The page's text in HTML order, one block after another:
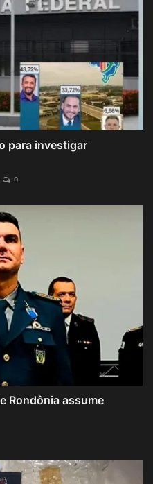
para investigar
0
Rondônia assume